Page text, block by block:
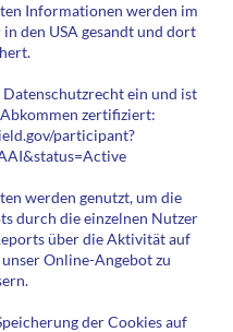
Informationen werden im
den USA gesandt und dort
Datenschutzrecht ein und ist
zertifiziert:
participant?
werden genutzt, um die
durch die einzelnen Nutzer
über die Aktivität auf
Online-Angebot zu
der Cookies auf